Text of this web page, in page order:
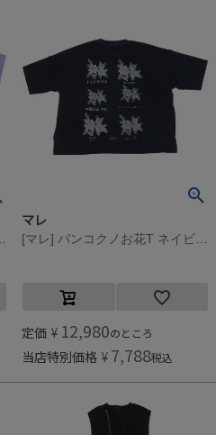
マレ
定価 ¥ 12,980のところ
当店特別価格 ¥ 7,788税込